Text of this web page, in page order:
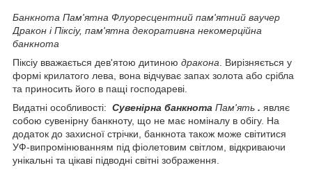
Банкнота Пам'ятна Флуоресцентний пам'ятний ваучер
Дракон і Піксіу, пам'ятна декоративна некомерційна
банкнота
Піксіу вважається дев'ятою дитиною дракона . Вирізняється у
формі крилатого лева, вона відчуває запах золота або срібла
та приносить його в пащі господареві.
Видатні особливості: Сувенірна банкнота Пам'ять . являє
собою сувенірну банкноту, що не має номіналу в обігу. На
додаток до захисної стрічки, банкнота також може світитися
УФ-випромінюванням під фіолетовим світлом, відкриваючи
унікальні та цікаві підводні світні зображення.